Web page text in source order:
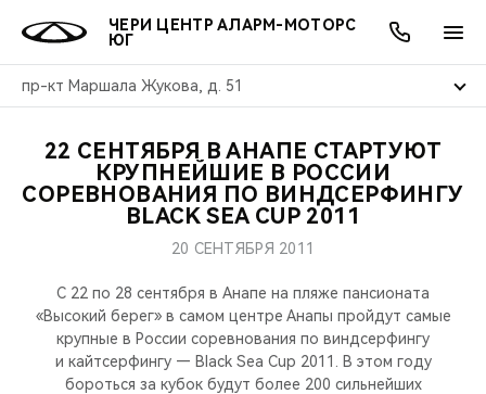
ЧЕРИ ЦЕНТР АЛАРМ-МОТОРС
ЮГ
пр-кт Маршала Жукова, д. 51
МОДЕЛИ
СЕДАНЫ
ПОКУПАТЕЛЯМ
ВЫБОР И ПОКУПКА
ВЛАДЕЛЬЦАМ
ПОДДЕРЖКА
CHERY CONNECT
МИР CHERY
CHERY В СОЦСЕТЯХ
ЛЮДИ CHERY
АКЦИИ
ВЫГОДЫ И АКЦИИ
ОНЛАЙН СЕРВИСЫ
ВЫБОР И ПОКУПКА
О КОМПАНИИ
22 СЕНТЯБРЯ В АНАПЕ СТАРТУЮТ
КРУПНЕЙШИЕ В РОССИИ
СОРЕВНОВАНИЯ ПО ВИНДСЕРФИНГУ
BLACK SEA CUP 2011
20 СЕНТЯБРЯ 2011
С 22 по 28 сентября в Анапе на пляже пансионата
«Высокий берег» в самом центре Анапы пройдут самые
крупные в России соревнования по виндсерфингу
и кайтсерфингу — Black Sea Cup 2011. В этом году
бороться за кубок будут более 200 сильнейших